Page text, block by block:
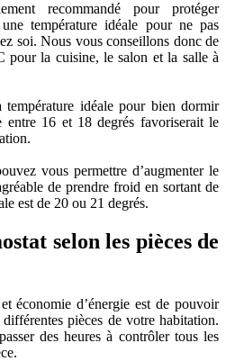
recommandé pour protéger
une température idéale pour ne pas
soi. Nous vous conseillons donc de
pour la cuisine, le salon et la salle à
température idéale pour bien dormir
entre 16 et 18 degrés favoriserait le
vous permettre d’augmenter le
de prendre froid en sortant de
est de 20 ou 21 degrés.
selon les pièces de
économie d’énergie est de pouvoir
pièces de votre habitation.
des heures à contrôler tous les